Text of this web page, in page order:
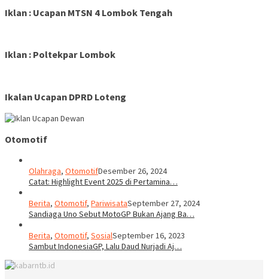
Iklan : Ucapan MTSN 4 Lombok Tengah
Iklan : Poltekpar Lombok
Ikalan Ucapan DPRD Loteng
Otomotif
Olahraga, OtomotifDesember 26, 2024
Catat: Highlight Event 2025 di Pertamina…
Berita, Otomotif, PariwisataSeptember 27, 2024
Sandiaga Uno Sebut MotoGP Bukan Ajang Ba…
Berita, Otomotif, SosialSeptember 16, 2023
Sambut IndonesiaGP, Lalu Daud Nurjadi Aj…